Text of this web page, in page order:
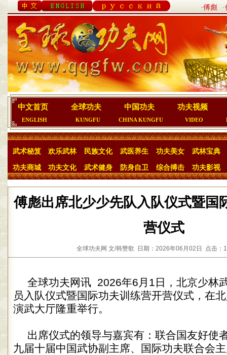
·傅彪
中文首页
ENGLISH
全球功夫
KUNGFU
中国功夫
CHINA KUNGFU
功夫视频
VIDEO
武术秘笈 欢乐武林 民族文化 武医养生 功夫美女 武林宝典
功夫商城 功夫文化 武术健身 防身自卫 综合搏击 功夫影视
傅彪出席北少少先队入队仪式暨国
营仪式
全球功夫网 文/韩赞歌 日期：2026年06月02日 点击
全球功夫网讯 2026年6月1日，北京少林
员入队仪式暨国际功夫训练营开营仪式，在
演武大厅隆重举行。
出席仪式的领导与嘉宾有：联合国友好使
九届十届中国武协副主席、国际功夫联合会